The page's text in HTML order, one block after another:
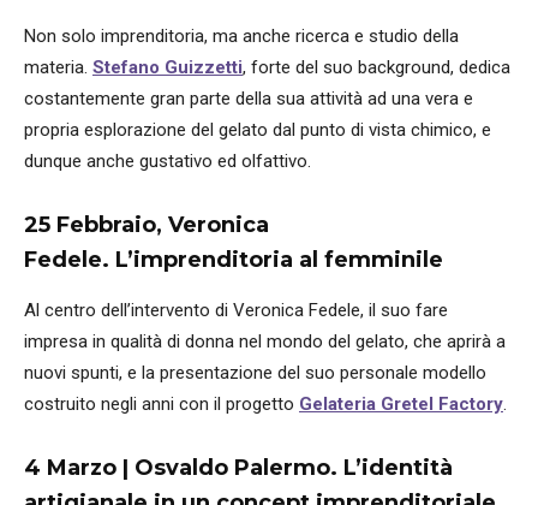
Non solo imprenditoria, ma anche ricerca e studio della
materia. Stefano Guizzetti, forte del suo background, dedica
costantemente gran parte della sua attività ad una vera e
propria esplorazione del gelato dal punto di vista chimico, e
dunque anche gustativo ed olfattivo.
25 Febbraio, Veronica
Fedele. L’imprenditoria al femminile
Al centro dell’intervento di Veronica Fedele, il suo fare
impresa in qualità di donna nel mondo del gelato, che aprirà a
nuovi spunti, e la presentazione del suo personale modello
costruito negli anni con il progetto Gelateria Gretel Factory.
4 Marzo | Osvaldo Palermo. L’identità